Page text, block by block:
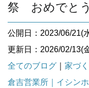
祭 おめでと
公開日：2023/06/21(
更新日：2026/02/13(
全てのブログ
家づ
倉吉営業所｜イシン